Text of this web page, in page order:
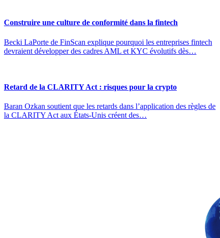
Construire une culture de conformité dans la fintech
Becki LaPorte de FinScan explique pourquoi les entreprises fintech
devraient développer des cadres AML et KYC évolutifs dès…
Retard de la CLARITY Act : risques pour la crypto
Baran Ozkan soutient que les retards dans l’application des règles de
la CLARITY Act aux États-Unis créent des…